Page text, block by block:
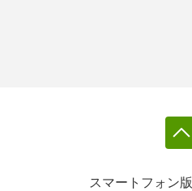
スマートフォン版